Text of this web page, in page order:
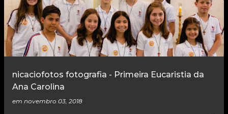
nicaciofotos fotografia - Primeira Eucaristia da
Ana Carolina
em novembro 03, 2018